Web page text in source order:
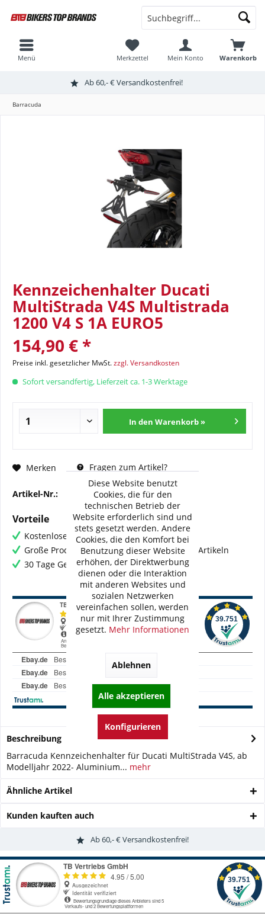
Ab 60,- € Versandkostenfrei!
Warenkorb
Merkzettel Mein Konto
Menü
Barracuda
Kennzeichenhalter Ducati
MultiStrada V4S Multistrada
1200 V4 S 1A EURO5
154,90 € *
Preise inkl. gesetzlicher MwSt.zzgl. Versandkosten
Sofort versandfertig, Lieferzeit ca. 1-3 Werktage
In den Warenkorb »
Merken Fragen zum Artikel?
Artikel-Nr.: BC-DNM1104-22
Vorteile
Kostenloser Versand ab € 60,- Bestellwert
Große Produktauswahl mit mehr als 80.000 Artikeln
30 Tage Geld-Zurück-Garantie
Beschreibung
Barracuda Kennzeichenhalter für Ducati MultiStrada V4S, ab
Modelljahr 2022- Aluminium... mehr
Ähnliche Artikel
Kunden kauften auch
Ab 60,- € Versandkostenfrei!
Diese Website benutzt
Cookies, die für den
technischen Betrieb der
Website erforderlich sind und
stets gesetzt werden. Andere
Cookies, die den Komfort bei
Benutzung dieser Website
erhöhen, der Direktwerbung
dienen oder die Interaktion
mit anderen Websites und
sozialen Netzwerken
vereinfachen sollen, werden
nur mit Ihrer Zustimmung
gesetzt. Mehr Informationen
Ablehnen
Alle akzeptieren
Konfigurieren